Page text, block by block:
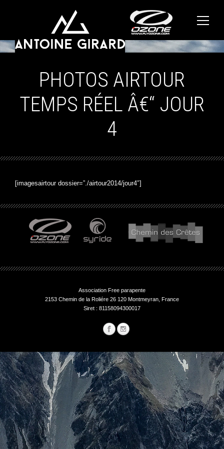
PHOTOS AIRTOUR
TEMPS RÉEL Â€“ JOUR
4
[imagesairtour dossier=”./airtour2014/jour4″]
Association Free parapente
2153 Chemin de la Roliére 26 120 Montmeyran, France
Siret : 81158094300017